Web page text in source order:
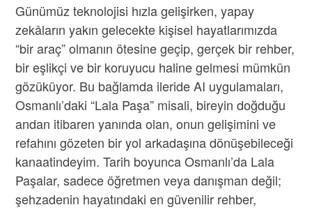
Günümüz teknolojisi hızla gelişirken, yapay
zekâların yakın gelecekte kişisel hayatlarımızda
“bir araç” olmanın ötesine geçip, gerçek bir rehber,
bir eşlikçi ve bir koruyucu haline gelmesi mümkün
gözüküyor. Bu bağlamda ileride AI uygulamaları,
Osmanlı’daki “Lala Paşa” misali, bireyin doğduğu
andan itibaren yanında olan, onun gelişimini ve
refahını gözeten bir yol arkadaşına dönüşebileceği
kanaatindeyim. Tarih boyunca Osmanlı’da Lala
Paşalar, sadece öğretmen veya danışman değil;
şehzadenin hayatındaki en güvenilir rehber,